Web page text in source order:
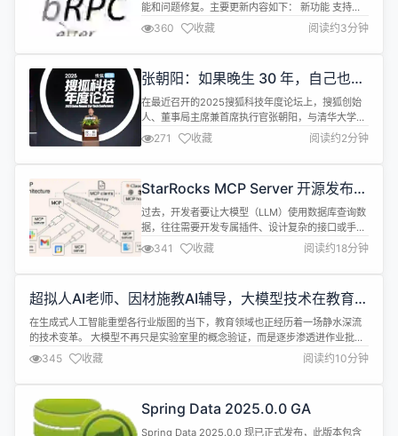
能和问题修复。主要更新内容如下： 新功能 支持
ProtoJson格式的HTTP请求体 支持动态更新方法并
发度 支持baidu-std协议多种负载类型：JSON、
ProtoJson和ProtoText 支持AddressSanitizer内
修...
360 收藏 阅读约3分钟
张朝阳：如果晚生 30 年，自己也会
卷入到 AI 里面
在最近召开的2025搜狐科技年度论坛上，搜狐创始
人、董事局主席兼首席执行官张朝阳，与清华大学讲
席教授张亚勤及猎豹移动董事长兼 CEO 傅盛等三位
不同领域人士，围绕人工智能（AI）、人形机器人和
脑科学等前沿科技展开了深入的讨论。 张朝阳在讨论
括人形机器人，脑科学。他认为，目前正是一个比特
与分子、原子交汇的时代，...
271 收藏 阅读约2分钟
StarRocks MCP Server 开源发布：
为 AI 应用提供强大分析中枢
过去，开发者要让大模型（LLM）使用数据库查询数
据，往往需要开发专属插件、设计复杂的接口或手动
构建 Prompt，这不仅费时费力，而且很难在不同模
型之间复用。StarRocks MCP Server 提供了一个
“通用适配器”接口，让各种 LLM（如 Claude、
使得模型能够直接执行 SQL ...
341 收藏 阅读约18分钟
超拟人AI老师、因材施教AI辅导，大模型技术在教育中
能做好哪些事？
在生成式人工智能重塑各行业版图的当下，教育领域也正经历着一场静水深流
的技术变革。 大模型不再只是实验室里的概念验证，而是逐步渗透进作业批
改、个性化辅导、学情分析等教育核心场景，推动着"千人千面"教育理想的落
地。在这场技术与教育的双向奔赴中，如何平衡技术创新与教育本质？如何让
AI真正成为教育公平的推进器而非技术泡沫？我们与深耕AI教育应用多年的专
家丁小晶展开对...
345 收藏 阅读约10分钟
Spring Data 2025.0.0 GA
Spring Data 2025.0.0 现已正式发布，此版本包含